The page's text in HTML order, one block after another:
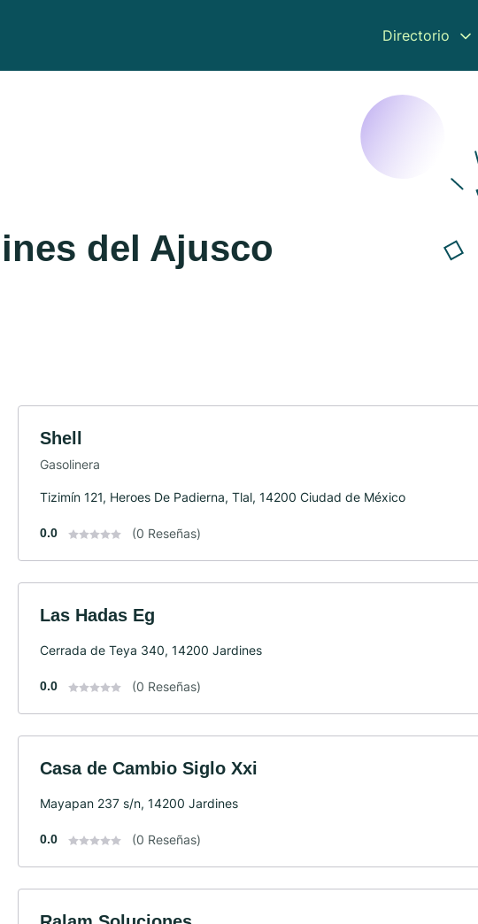
Directorio
del Ajusco
Shell
Gasolinera
Tizimín 121, Heroes De Padierna, Tlal, 14200 Ciudad de México
0.0 (0 Reseñas)
Las Hadas Eg
Cerrada de Teya 340, 14200 Jardines
0.0 (0 Reseñas)
Casa de Cambio Siglo Xxi
Mayapan 237 s/n, 14200 Jardines
0.0 (0 Reseñas)